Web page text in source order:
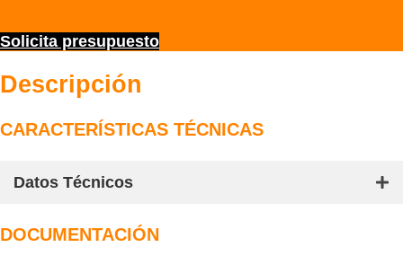
Solicita presupuesto
Descripción
CARACTERÍSTICAS TÉCNICAS
Datos Técnicos
DOCUMENTACIÓN